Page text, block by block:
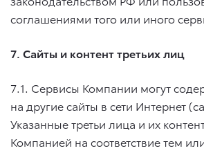
соглашениями того или иного
7. Сайты и контент третьих лиц
7.1. Сервисы Компании могут
на другие сайты в сети Интернет
Указанные третьи лица и их
Компанией на соответствие тем